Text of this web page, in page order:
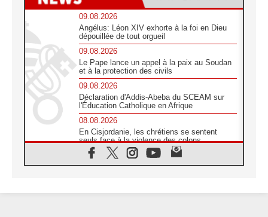
09.08.2026
Angélus: Léon XIV exhorte à la foi en Dieu
dépouillée de tout orgueil
09.08.2026
Le Pape lance un appel à la paix au Soudan
et à la protection des civils
09.08.2026
Déclaration d'Addis-Abeba du SCEAM sur
l'Éducation Catholique en Afrique
08.08.2026
En Cisjordanie, les chrétiens se sentent
seuls face à la violence des colons
08.08.2026
Léon XIV au sanctuaire de Notre Dame du